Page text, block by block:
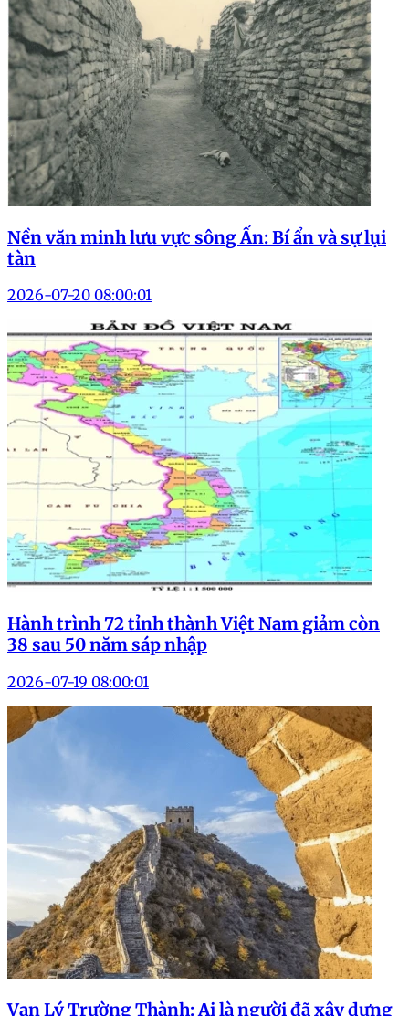
Nền văn minh lưu vực sông Ấn: Bí ẩn và sự lụi
tàn
2026-07-20 08:00:01
Hành trình 72 tỉnh thành Việt Nam giảm còn
38 sau 50 năm sáp nhập
2026-07-19 08:00:01
Vạn Lý Trường Thành: Ai là người đã xây dựng